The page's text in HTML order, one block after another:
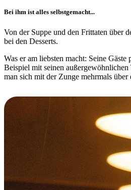
Bei ihm ist alles selbstgemacht...
Von der Suppe und den Frittaten über
bei den Desserts.
Was er am liebsten macht: Seine
Beispiel mit seinen außergewöhnlichen
man sich mit der Zunge mehrmals